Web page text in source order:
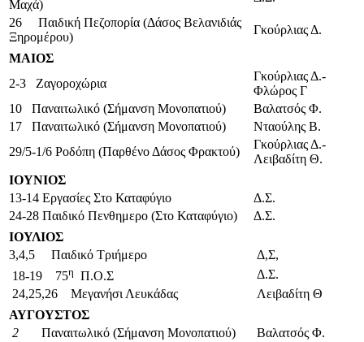
Μαχά)
26 Παιδική Πεζοπορία (Δάσος Βελανιδιάς
Ξηρομέρου)
Γκούρλιας Δ.
ΜΑΙΟΣ
2-3 Ζαγοροχώρια
Γκούρλιας Δ.-
Φλώρος Γ
10 Παναιτωλικό (Σήμανση Μονοπατιού)
Βαλατσός Φ.
17 Παναιτωλικό (Σήμανση Μονοπατιού)
Νταούλης Β.
29/5-1/6 Ροδόπη (Παρθένο Δάσος Φρακτού)
Γκούρλιας Δ.-
Λειβαδίτη Θ.
ΙΟΥΝΙΟΣ
13-14 Εργασίες Στο Καταφύγιο
Δ.Σ.
24-28 Παιδικό Πενθημερο (Στο Καταφύγιο)
Δ.Σ.
ΙΟΥΛΙΟΣ
3,4,5 Παιδικό Τριήμερο
Δ,Σ,
18-19 75η Π.Ο.Σ
Δ.Σ.
24,25,26 Μεγανήσι Λευκάδας
Λειβαδίτη Θ
ΑΥΓΟΥΣΤΟΣ
2 Παναιτωλικό (Σήμανση Μονοπατιού)
Βαλατσός Φ.